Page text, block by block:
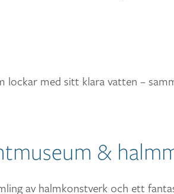
lockar med sitt klara vatten –
&
av halmkonstverk och ett